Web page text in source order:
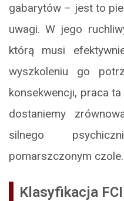
gabarytów – jest to
uwagi. W jego
którą musi
wyszkoleniu go
konsekwencji, praca
dostaniemy
silnego
pomarszczonym czole.
Klasyfikacja FCI